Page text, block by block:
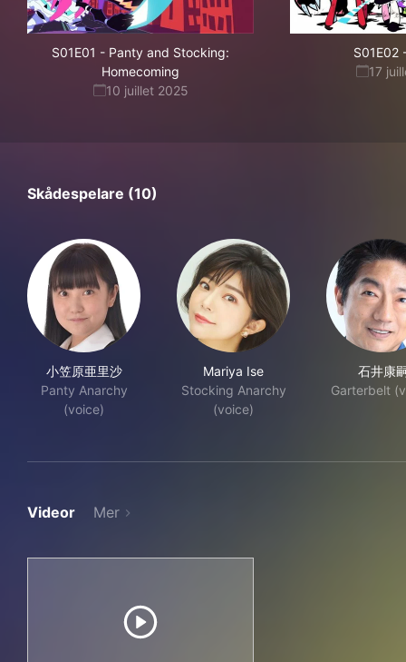
S01E01 - Panty and Stocking:
Homecoming
10 juillet 2025
S01E02
17
Skådespelare (10)
小笠原亜里沙
Panty Anarchy
(voice)
Mariya Ise
Stocking Anarchy
(voice)
石井康
Garterbelt
Videor Mer